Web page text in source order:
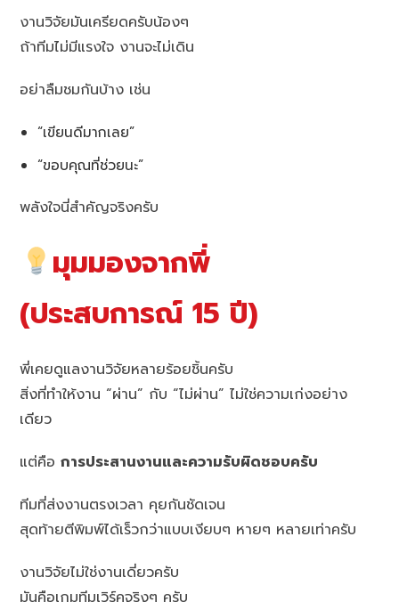
งานวิจัยมันเครียดครับน้องๆ
ถ้าทีมไม่มีแรงใจ งานจะไม่เดิน
อย่าลืมชมกันบ้าง เช่น
“เขียนดีมากเลย”
“ขอบคุณที่ช่วยนะ”
พลังใจนี่สำคัญจริงครับ
มุมมองจากพี่
(ประสบการณ์ 15 ปี)
พี่เคยดูแลงานวิจัยหลายร้อยชิ้นครับ
สิ่งที่ทำให้งาน “ผ่าน” กับ “ไม่ผ่าน” ไม่ใช่ความเก่งอย่าง
เดียว
แต่คือการประสานงานและความรับผิดชอบครับ
ทีมที่ส่งงานตรงเวลา คุยกันชัดเจน
สุดท้ายตีพิมพ์ได้เร็วกว่าแบบเงียบๆ หายๆ หลายเท่าครับ
งานวิจัยไม่ใช่งานเดี่ยวครับ
มันคือเกมทีมเวิร์คจริงๆ ครับ